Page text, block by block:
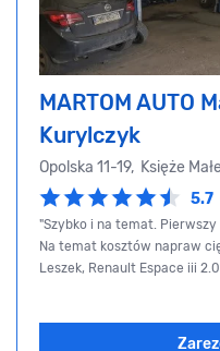
MARTOM AUTO
Kurylczyk
Opolska 11-19, Księże
5.7
"Szybko i na temat.
Na temat kosztów napraw
Leszek, Renault Espace iii